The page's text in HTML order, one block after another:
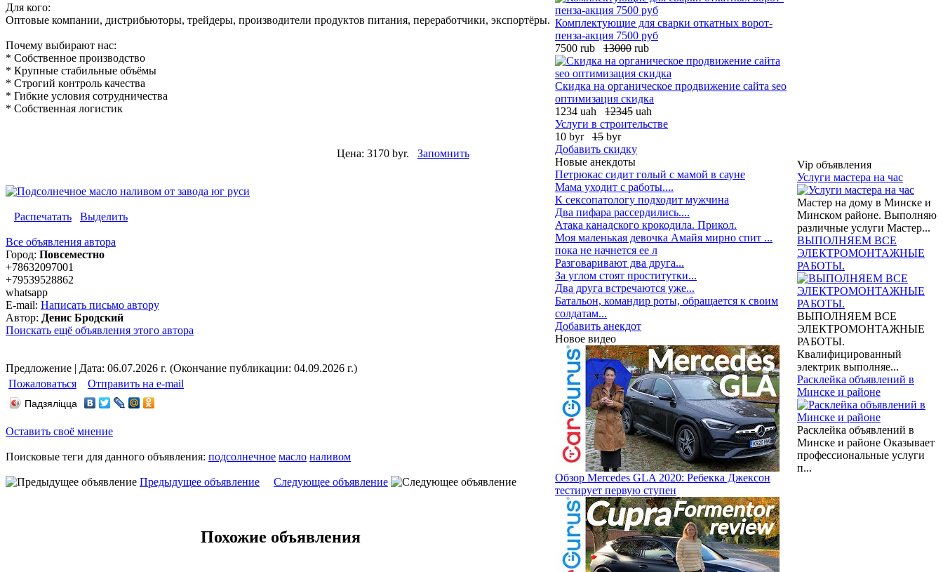
Для кого:
Оптовые компании, дистрибьюторы, трейдеры, производители продуктов питания, переработчики, экспортёры.
Почему выбирают нас:
* Собственное производство
* Крупные стабильные объёмы
* Строгий контроль качества
* Гибкие условия сотрудничества
* Собственная логистик
Цена: 3170 byr. Запомнить
Распечатать Выделить
Все объявления автора
Город: Повсеместно
+78632097001
+79539528862
whatsapp
E-mail: Написать письмо автору
Автор: Денис Бродский
Поискать ещё объявления этого автора
Предложение | Дата: 06.07.2026 г. (Окончание публикации: 04.09.2026 г.)
Пожаловаться
Отправить на e-mail
Падзяліцца
Оставить своё мнение
Поисковые теги для данного объявления: подсолнечное масло наливом
Предыдущее объявление Следующее объявление
Похожие объявления
Комплектующие для сварки откатных ворот-
пенза-акция 7500 руб
7500 rub
13000 rub
Скидка на органическое продвижение сайта seo
оптимизация скидка
1234 uah
12345 uah
Услуги в строительстве
10 byr
15 byr
Добавить скидку
Новые анекдоты
Петрюкас сидит голый с мамой в сауне
Мама уходит с работы....
К сексопатологу подходит мужчина
Два пифара рассердились....
Атака канадского крокодила. Прикол.
Моя маленькая девочка Амайя мирно спит ...
пока не начнется ее л
Разговаривают два друга...
За углом стоят проститутки...
Два друга встречаются уже...
Батальон, командир роты, обращается к своим
солдатам...
Добавить анекдот
Новое видео
Обзор Mercedes GLA 2020: Ребекка Джексон
тестирует первую ступен
Vip объявления
Услуги мастера на час
Мастер на дому в Минске и
Минском районе. Выполняю
различные услуги Мастер...
ВЫПОЛНЯЕМ ВСЕ
ЭЛЕКТРОМОНТАЖНЫЕ
РАБОТЫ.
ВЫПОЛНЯЕМ ВСЕ
ЭЛЕКТРОМОНТАЖНЫЕ
РАБОТЫ.
Квалифицированный
электрик выполняе...
Расклейка объявлений в
Минске и районе
Расклейка объявлений в
Минске и районе Оказывает
профессиональные услуги
п...